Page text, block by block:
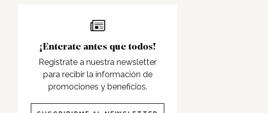
¡Enterate antes que todos!
Registrate a nuestra newsletter
para recibir la información de
promociones y beneficios.